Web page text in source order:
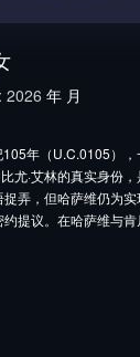
2026 年 月
年（U.C.0105）
尤·艾林的真实身
弄，但哈萨维仍为
提议。在哈萨维与